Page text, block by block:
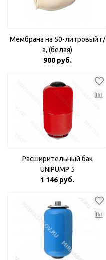
Мембрана на 50-литровый г/
а, (белая)
900 руб.
Расширительный бак
UNIPUMP 5
1 146 руб.